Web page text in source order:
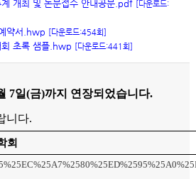
개최 및 논문접수 안내공문.pdf [다운로드:
약서.hwp [다운로드:454회]
회 초록 샘플.hwp [다운로드:441회]
7일(금)까지 연장되었습니다.
니다.
회